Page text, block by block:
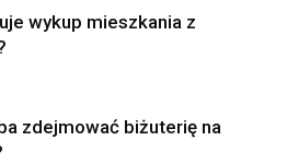
wykup mieszkania z
zdejmować biżuterię na